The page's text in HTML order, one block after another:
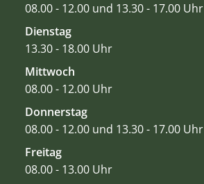
08.00 - 12.00 und 13.30 - 17.00 Uhr
Dienstag
13.30 - 18.00 Uhr
Mittwoch
08.00 - 12.00 Uhr
Donnerstag
08.00 - 12.00 und 13.30 - 17.00 Uhr
Freitag
08.00 - 13.00 Uhr